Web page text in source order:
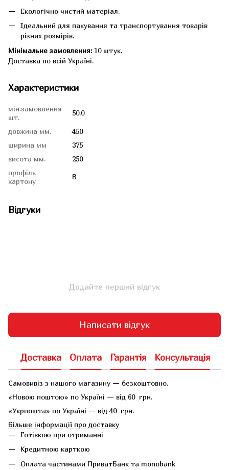
Екологічно чистий матеріал.
Ідеальний для пакування та транспортування товарів
різних розмірів.
Мінімальне замовлення: 10 штук.
Доставка по всій Україні.
Характеристики
мін.замовлення
шт.
50.0
довжина мм.
450
ширина мм
375
висота мм.
250
профіль
картону
В
Відгуки
Додайте перший відгук
Написати відгук
Доставка Оплата Гарантія Консультація
Самовивіз з нашого магазину — безкоштовно.
«Новою поштою» по Україні — від 60 грн.
«Укрпошта» по Україні — від 40 грн.
Більше інформації про доставку
Готівкою при отриманні
Кредитною карткою
Оплата частинами ПриватБанк та monobank